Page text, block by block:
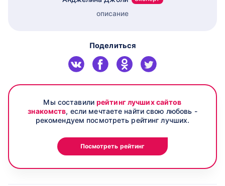
описание
Поделиться
Мы составилирейтинг лучших сайтов
знакомств, если мечтаете найти свою любовь -
рекомендуем посмотреть рейтинг лучших.
Посмотреть рейтинг